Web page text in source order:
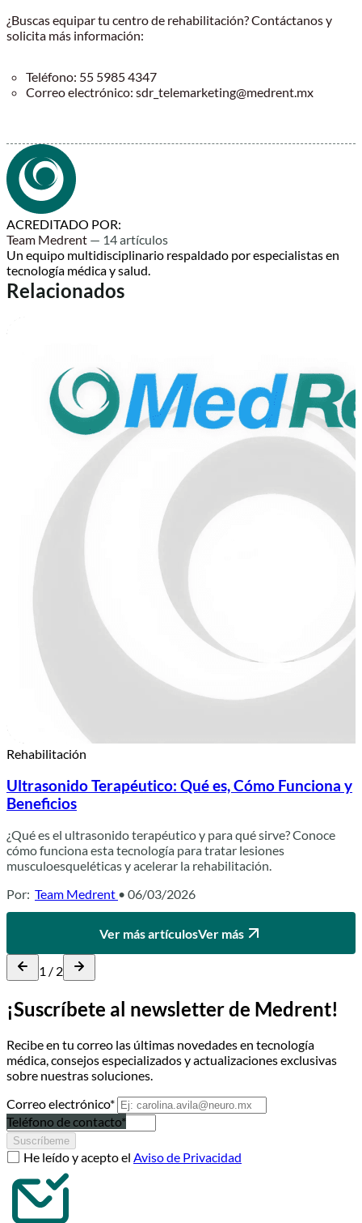
¿Buscas equipar tu centro de rehabilitación? Contáctanos y
solicita más información:
Teléfono: 55 5985 4347
Correo electrónico: sdr_telemarketing@medrent.mx
ACREDITADO POR:
Team Medrent — 14 artículos
Un equipo multidisciplinario respaldado por especialistas en
tecnología médica y salud.
Relacionados
Rehabilitación
Ultrasonido Terapéutico: Qué es, Cómo Funciona y
Beneficios
¿Qué es el ultrasonido terapéutico y para qué sirve? Conoce
cómo funciona esta tecnología para tratar lesiones
musculoesqueléticas y acelerar la rehabilitación.
Por: Team Medrent • 06/03/2026
Ver más artículosVer más
1 / 2
¡Suscríbete al newsletter de Medrent!
Recibe en tu correo las últimas novedades en tecnología
médica, consejos especializados y actualizaciones exclusivas
sobre nuestras soluciones.
Correo electrónico*
Teléfono de contacto*
Suscríbeme
He leído y acepto el Aviso de Privacidad